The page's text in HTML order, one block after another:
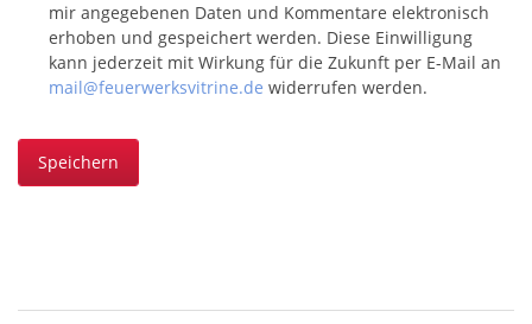
mir angegebenen Daten und Kommentare elektronisch
erhoben und gespeichert werden. Diese Einwilligung
kann jederzeit mit Wirkung für die Zukunft per E-Mail an
mail@feuerwerksvitrine.de widerrufen werden.
Speichern